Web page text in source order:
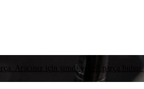
Aracınız için şimdi yedek parça bulun.